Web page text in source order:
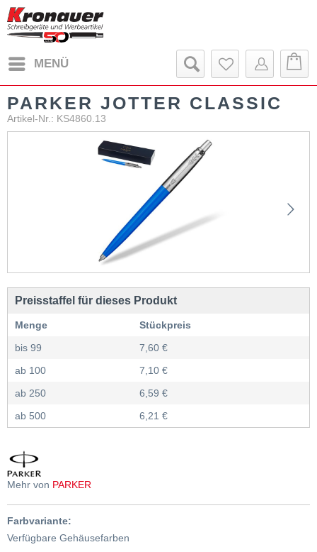
MENÜ
PARKER JOTTER CLASSIC
Artikel-Nr.: KS4860.13
Preisstaffel für dieses Produkt
Menge
Stückpreis
bis 99
7,60 €
ab 100
7,10 €
ab 250
6,59 €
ab 500 6,21 €
Mehr von PARKER
Farbvariante:
Verfügbare Gehäusefarben